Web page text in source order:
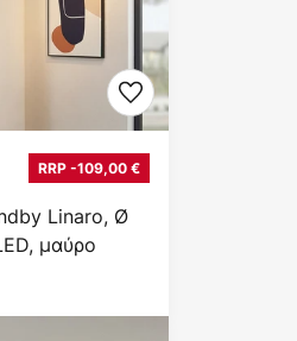
Linaro, Ø
μαύρο
RRP -109,00 €